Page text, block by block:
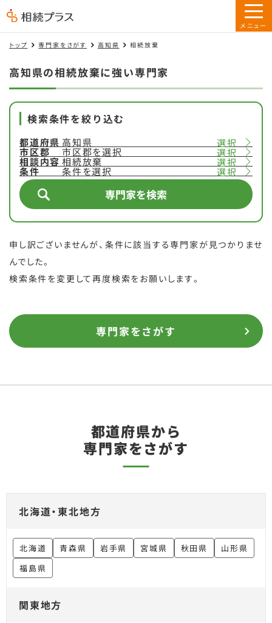
トップ 専門家をさがす 高知県 相続放棄
高知県の相続放棄に強い専門家
検索条件を絞り込む
都道府県 高知県 選択
市区郡 市区郡を選択 選択
相談内容 相続放棄 選択
条件 条件を選択 選択
専門家を検索
申し訳ございませんが、条件に該当する専門家が見つかりませ
んでした。
検索条件を変更して再度検索をお願いします。
専門家をさがす
都道府県から
専門家をさがす
北海道・東北地方
北海道 青森県 岩手県 宮城県 秋田県
山形県
福島県
関東地方